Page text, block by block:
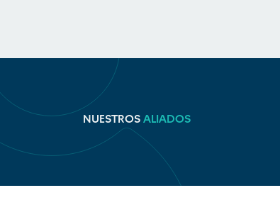
NUESTROS ALIADOS